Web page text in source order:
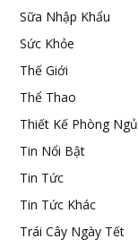
Sữa Nhập Khẩu
Sức Khỏe
Thế Giới
Thể Thao
Thiết Kế Phòng Ngủ
Tin Nổi Bật
Tin Tức
Tin Tức Khác
Trái Cây Ngày Tết